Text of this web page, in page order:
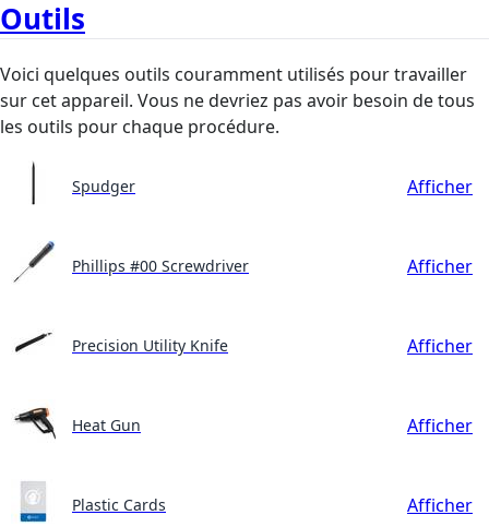
Outils
Voici quelques outils couramment utilisés pour travailler
sur cet appareil. Vous ne devriez pas avoir besoin de tous
les outils pour chaque procédure.
Spudger Afficher
Phillips #00 Screwdriver Afficher
Precision Utility Knife Afficher
Heat Gun Afficher
Plastic Cards Afficher